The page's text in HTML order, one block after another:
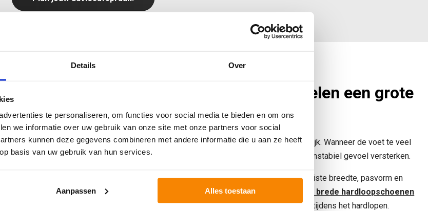
Details Over
te personaliseren, om functies voor social media te bieden en om ons
we informatie over uw gebruik van onze site met onze partners voor social
kunnen deze gegevens combineren met andere informatie die u aan ze heeft
basis van uw gebruik van hun services.
Aanpassen Alles toestaan
naar meer dan
hoe goed
voor jouw
en
Ook pasvorm en breedte spelen een grote
rol
Bij zachte schoenen is een goede pasvorm extra belangrijk. Wanneer de voet te veel
ruimte heeft in de schoen, kan een zachte zool juist een instabiel gevoel versterken.
Vooral bij bredere voeten kan extra aandacht voor de juiste breedte, pasvorm en
ondersteuning belangrijk zijn. Op onze pagina over extra brede hardloopschoenen
lees je meer over het belang van de juiste breedte tijdens het hardlopen.